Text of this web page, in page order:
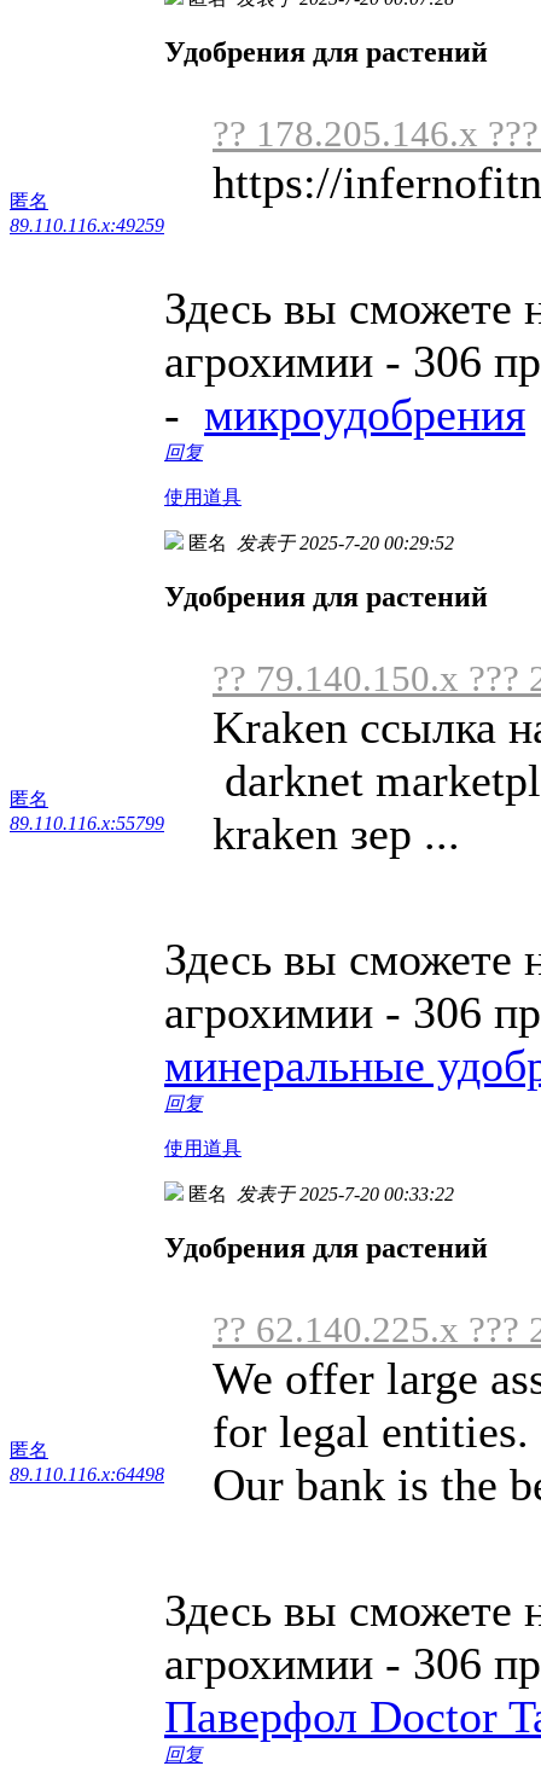
匿名
89.110.116.x:49259
Удобрения для растений
?? 178.205.146.x
https://
Здесь вы сможете
агрохимии - 306
- микроудобрения
回复
使用道具
匿名
89.110.116.x:55799
匿名 发表于 2025-7-20 00:29:52
Удобрения для растений
?? 79.140.150.x ???
Kraken ссылка
darknet
kraken зер ...
Здесь вы сможете
агрохимии - 306
минеральные
回复
使用道具
匿名
89.110.116.x:64498
匿名 发表于 2025-7-20 00:33:22
Удобрения для растений
?? 62.140.225.x ???
We offer large
for legal entities.
Our bank is the
Здесь вы сможете
агрохимии - 306
Паверфол Doctor
回复